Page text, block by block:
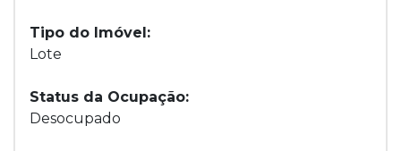
Tipo do Imóvel:
Lote
Status da Ocupação:
Desocupado